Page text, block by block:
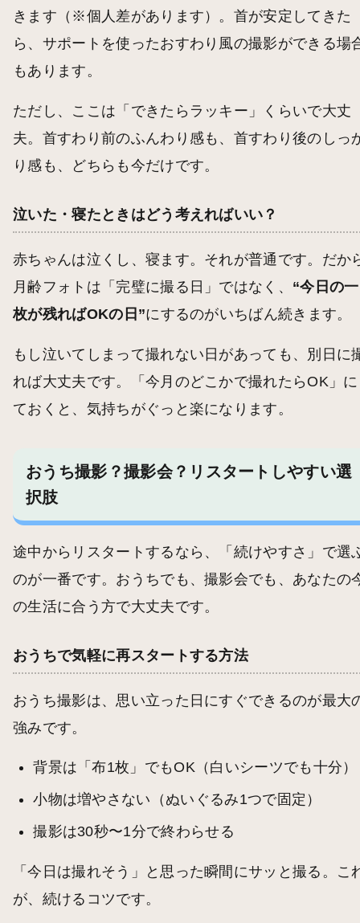
きます（※個人差があります）。首が安定してきた
ら、サポートを使ったおすわり風の撮影ができる場
もあります。
ただし、ここは「できたらラッキー」くらいで大丈
夫。首すわり前のふんわり感も、首すわり後のしっ
り感も、どちらも今だけです。
泣いた・寝たときはどう考えればいい？
赤ちゃんは泣くし、寝ます。それが普通です。だか
月齢フォトは「完璧に撮る日」ではなく、 “今日の一
枚が残ればOKの日”にするのがいちばん続きます。
もし泣いてしまって撮れない日があっても、別日に
れば大丈夫です。「今月のどこかで撮れたらOK」
ておくと、気持ちがぐっと楽になります。
おうち撮影？撮影会？リスタートしやすい選
択肢
途中からリスタートするなら、「続けやすさ」で選
のが一番です。おうちでも、撮影会でも、あなたの
の生活に合う方で大丈夫です。
おうちで気軽に再スタートする方法
おうち撮影は、思い立った日にすぐできるのが最大
強みです。
背景は「布1枚」でもOK（白いシーツでも十分）
小物は増やさない（ぬいぐるみ1つで固定）
撮影は30秒〜1分で終わらせる
「今日は撮れそう」と思った瞬間にサッと撮る。こ
が、続けるコツです。